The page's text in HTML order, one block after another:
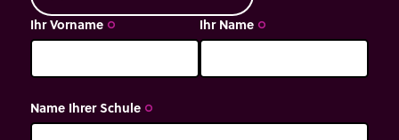
Ihr Vorname trip_origin Ihr Name trip_origin
Name Ihrer Schule trip_origin